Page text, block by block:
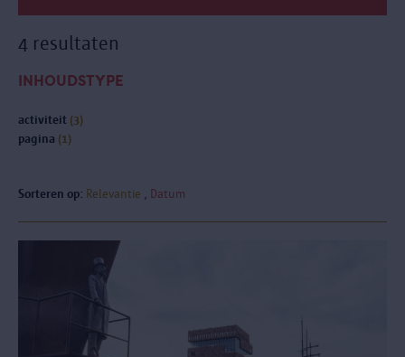
4 resultaten
INHOUDSTYPE
activiteit (3)
pagina (1)
Sorteren op: Relevantie Datum